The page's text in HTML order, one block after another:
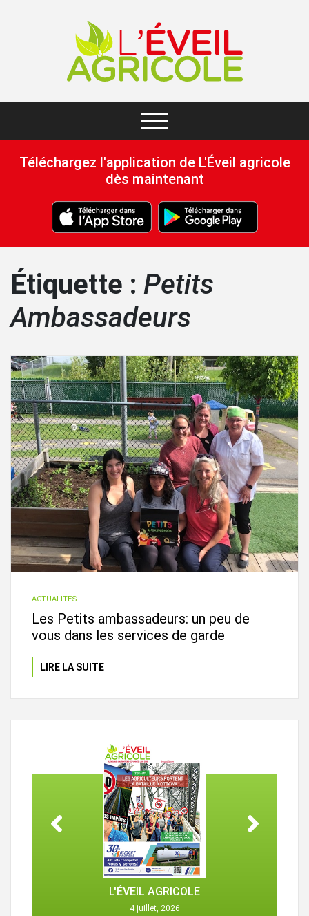
Téléchargez l'application de L'Éveil agricole
dès maintenant
Étiquette : Petits
Ambassadeurs
ACTUALITÉS
Les Petits ambassadeurs: un peu de
vous dans les services de garde
LIRE LA SUITE
L'ÉVEIL AGRICOLE
4 juillet, 2026